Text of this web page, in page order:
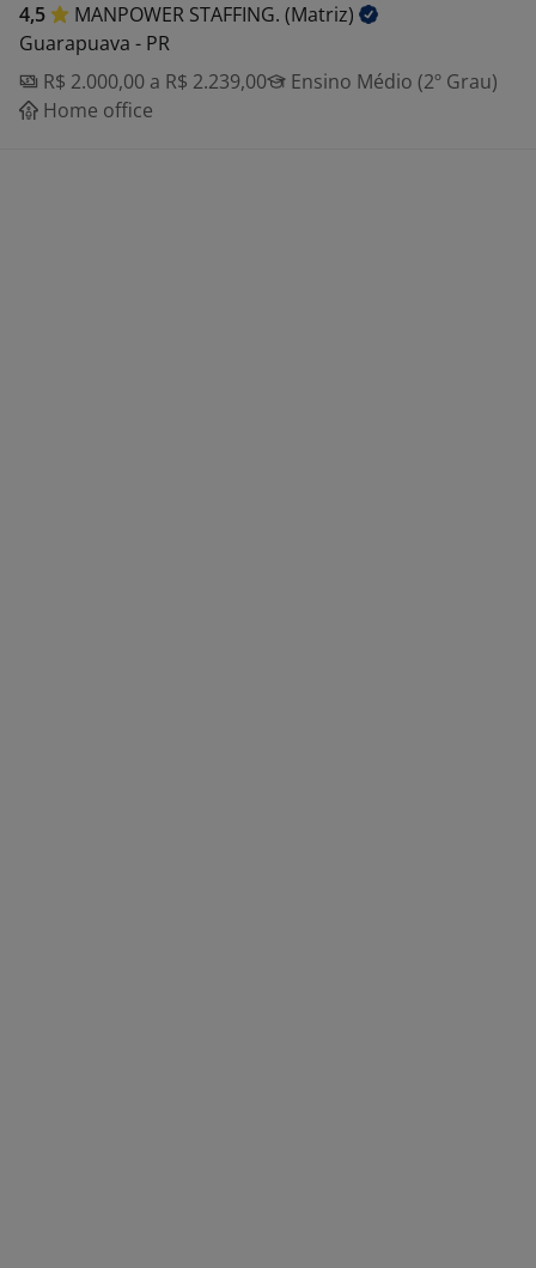
4,5 MANPOWER STAFFING. (Matriz)
Guarapuava - PR
R$ 2.000,00 a R$ 2.239,00
Ensino Médio (2º Grau)
Home office